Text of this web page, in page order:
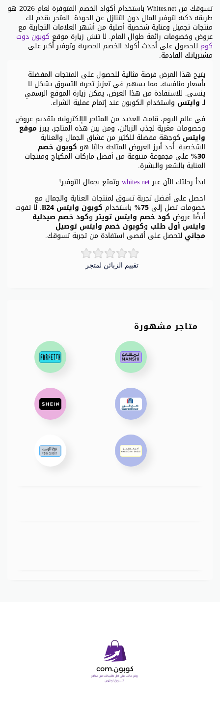
تسوقك من Whites.net باستخدام أكواد الخصم المتوفرة لعام 2026 هو
طريقة ذكية لتوفير المال دون التنازل عن الجودة. المتجر يقدم لك
منتجات تجميل وعناية شخصية أصلية من أشهر العلامات التجارية مع
عروض وخصومات رائعة طوال العام. لا تنسَ زيارة موقع كوبون دوت
كوم للحصول على أحدث أكواد الخصم الحصرية وتوفير أكبر على
مشترياتك القادمة.
تقييم الزبائن لمتجر
احصل على أفضل تجربة تسوق لمنتجات العناية والجمال مع
خصومات تصل إلى 75% باستخدام كوبون وايتس B24 . لا تفوت
أيضًا عروض كود خصم وايتس تويتروكود خصم صيدلية
وايتس أول طلب وكوبون خصم وايتس توصيل
مجاني لتحصل على أقصى استفادة من تجربة تسوقك.
ابدأ رحلتك الآن عبرwhites.net وتمتع بجمال التوفير!
في عالم اليوم، قامت العديد من المتاجر الإلكترونية بتقديم عروض
وخصومات مغرية لجذب الزبائن، ومن بين هذه المتاجر، يبرزموقع
وايتس كوجهة مفضلة للكثير من عشاق الجمال والعناية
الشخصية. أحد أبرز العروض المتاحة حاليًا هو كوبون خصم
30% على مجموعة متنوعة من أفضل ماركات المكياج ومنتجات
العناية بالشعر والبشرة.
يتيح هذا العرض فرصة مثالية للحصول على المنتجات المفضلة
بأسعار منافسة، مما يسهم في تعزيز تجربة التسوق بشكل لا
ينسى. للاستفادة من هذا العرض، يمكن زيارة الموقع الرسمي
لـوايتس واستخدام الكوبون عند إتمام عملية الشراء.
متاجر مشهورة